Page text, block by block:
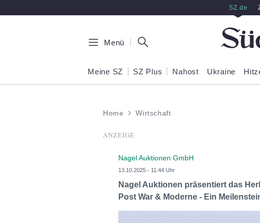
SZ.de
Menü
Meine SZ SZ Plus Nahost Ukraine
Home Wirtschaft
ANZEIGE
Nagel Auktionen GmbH
13.10.2025 - 11:44 Uhr
Nagel Auktionen präsentiert das
Post War & Moderne - Ein